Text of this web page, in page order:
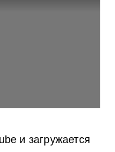
и загружается